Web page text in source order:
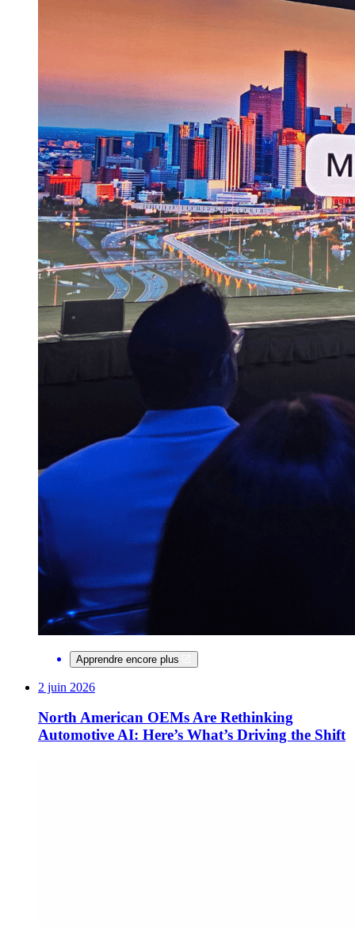
Apprendre encore plus
2 juin 2026
North American OEMs Are Rethinking
Automotive AI: Here’s What’s Driving the Shift